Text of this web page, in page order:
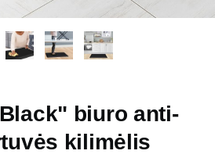
biuro anti-
kilimėlis